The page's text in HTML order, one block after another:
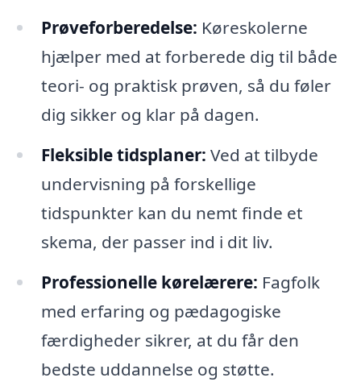
Prøveforberedelse: Køreskolerne
hjælper med at forberede dig til både
teori- og praktisk prøven, så du føler
dig sikker og klar på dagen.
Fleksible tidsplaner: Ved at tilbyde
undervisning på forskellige
tidspunkter kan du nemt finde et
skema, der passer ind i dit liv.
Professionelle kørelærere: Fagfolk
med erfaring og pædagogiske
færdigheder sikrer, at du får den
bedste uddannelse og støtte.